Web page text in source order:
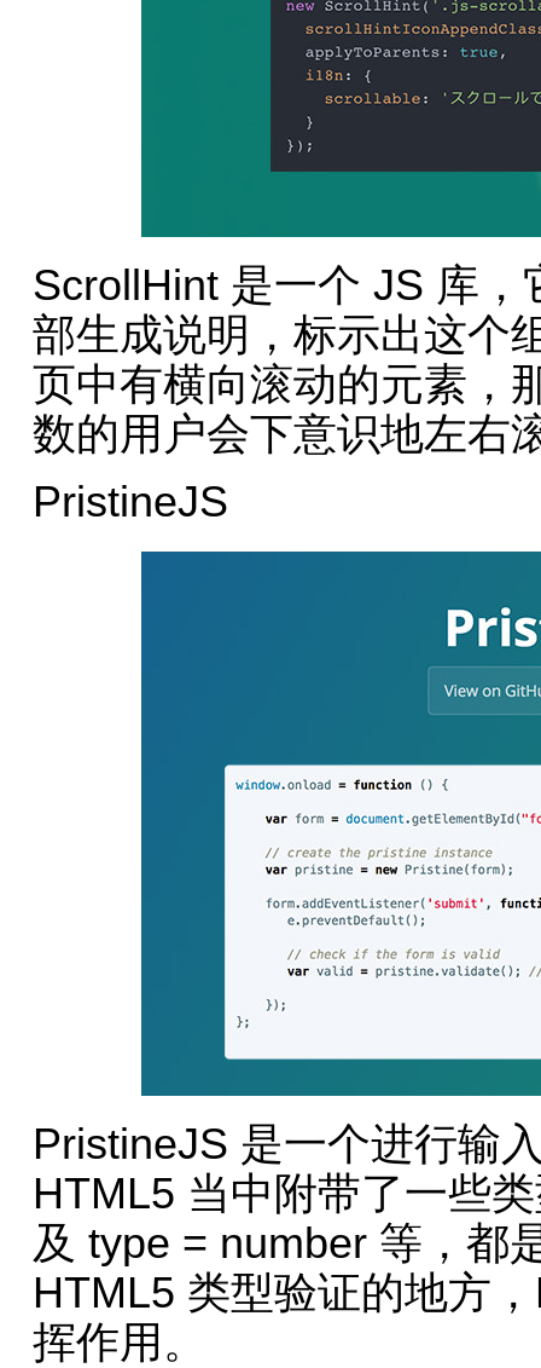
ScrollHint 是一个 JS 库
部生成说明，标示出这个
页中有横向滚动的元素，
数的用户会下意识地左右
PristineJS
PristineJS 是一个进行输
HTML5 当中附带了一些
及 type = number 等，都
HTML5 类型验证的地方
挥作用。